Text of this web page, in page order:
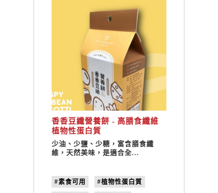
香香豆纖營養餅 - 高膳食纖維
植物性蛋白質
少油、少鹽、少糖，富含膳食纖
維，天然美味，是適合全...
#素食可用 #植物性蛋白質